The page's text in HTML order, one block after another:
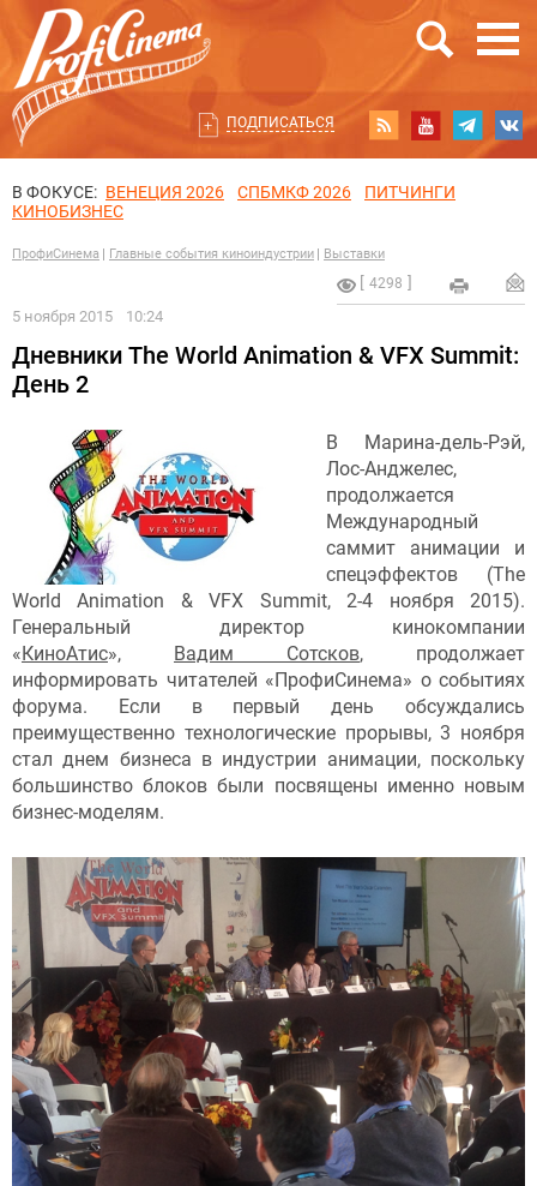
ПОДПИСАТЬСЯ
В ФОКУСЕ: ВЕНЕЦИЯ 2026 СПБМКФ 2026
ПИТЧИНГИ
КИНОБИЗНЕС
ПрофиСинема Главные события киноиндустрии Выставки
4298
5 ноября 2015 10:24
Дневники The World Animation & VFX Summit:
День 2
В Марина-дель-Рэй,
Лос-Анджелес,
продолжается
Международный
саммит анимации и
спецэффектов (The
World Animation & VFX Summit, 2-4 ноября 2015).
Генеральный директор кинокомпании
«КиноАтис», Вадим Сотсков, продолжает
информировать читателей «ПрофиСинема» о событиях
форума. Если в первый день обсуждались
преимущественно технологические прорывы, 3 ноября
стал днем бизнеса в индустрии анимации, поскольку
большинство блоков были посвящены именно новым
бизнес-моделям.